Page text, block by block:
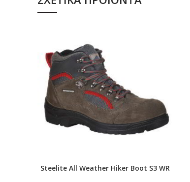
Steelite All Weather Hiker Boot S3 WR